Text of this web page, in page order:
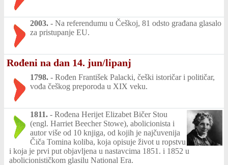
2003. - Na referendumu u Češkoj, 81 odsto građana glasalo
za pristupanje EU.
Rođeni na dan 14. jun/lipanj
1798. - Rođen František Palacki, češki istoričar i političar,
vođa češkog preporoda u XIX veku.
1811. - Rođena Herijet Elizabet Bičer Stou
(engl. Harriet Beecher Stowe), abolicionista i
autor više od 10 knjiga, od kojih je najčuvenija
Čiča Tomina koliba, koja opisuje život u ropstvu
i koja je prvi put objavljena u nastavcima 1851. i 1852 u
abolicionističkom glasilu National Era.